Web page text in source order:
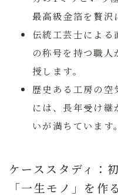
最高級金箔を贅沢
伝統工芸士による
の称号を持つ職
授します。
歴史ある工房の空
には、長年受け
いが満ちています。
ケーススタディ：
「一生モノ」を作